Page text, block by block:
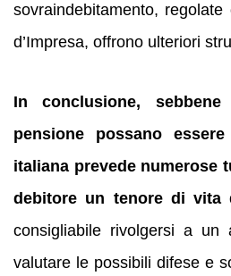
sovraindebitamento,
d’Impresa, offrono ulteriori
In conclusione,
pensione possano
italiana prevede numerose
debitore un tenore di vita
consigliabile rivolgersi a un
valutare le possibili difese e